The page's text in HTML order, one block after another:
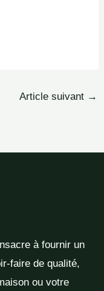
Article suivant →
à fournir un
faire de qualité,
ou votre